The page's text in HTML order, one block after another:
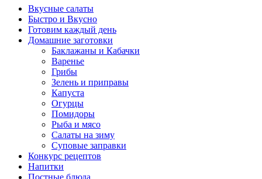
Вкусные салаты
Быстро и Вкусно
Готовим каждый день
Домашние заготовки
Баклажаны и Кабачки
Варенье
Грибы
Зелень и приправы
Капуста
Огурцы
Помидоры
Рыба и мясо
Салаты на зиму
Суповые заправки
Конкурс рецептов
Напитки